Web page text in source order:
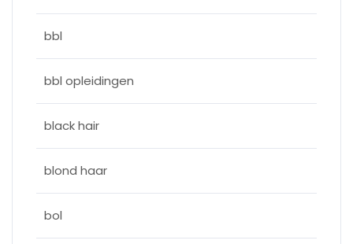
bbl
bbl opleidingen
black hair
blond haar
bol